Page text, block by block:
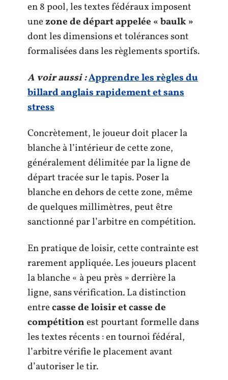
en 8 pool, les textes fédéraux imposent
unezone de départ appelée « baulk »
dont les dimensions et tolérances sont
formalisées dans les règlements sportifs.
A voir aussi :Apprendre les règles du
billard anglais rapidement et sans
stress
Concrètement, le joueur doit placer la
blanche à l’intérieur de cette zone,
généralement délimitée par la ligne de
départ tracée sur le tapis. Poser la
blanche en dehors de cette zone, même
de quelques millimètres, peut être
sanctionné par l’arbitre en compétition.
En pratique de loisir, cette contrainte est
rarement appliquée. Les joueurs placent
la blanche « à peu près » derrière la
ligne, sans vérification. La distinction
entrecasse de loisir et casse de
compétitionest pourtant formelle dans
les textes récents : en tournoi fédéral,
l’arbitre vérifie le placement avant
d’autoriser le tir.